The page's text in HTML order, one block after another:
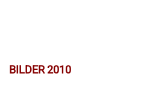
BILDER 2010